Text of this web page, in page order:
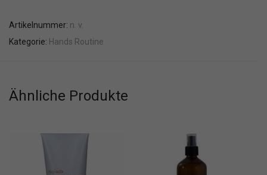
Artikelnummer: n. v.
Kategorie: Hands Routine
Ähnliche Produkte